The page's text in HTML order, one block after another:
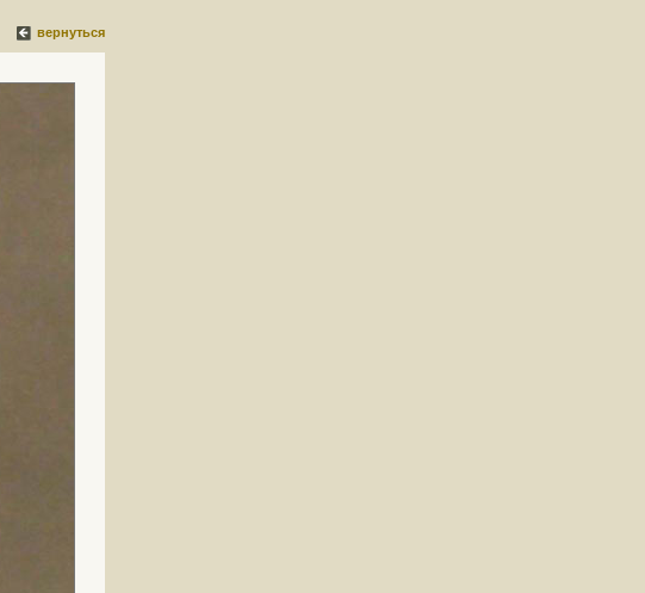
вернуться